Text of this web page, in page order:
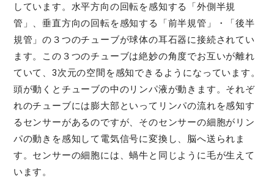
しています。水平方向の回転を感知する「外側半規
管」、垂直方向の回転を感知する「前半規管」・「後半
規管」の３つのチューブが球体の耳石器に接続されてい
ます。この３つのチューブは絶妙の角度でお互いが離れ
ていて、3次元の空間を感知できるようになっています。
頭が動くとチューブの中のリンパ液が動きます。それぞ
れのチューブには膨大部といってリンパの流れを感知す
るセンサーがあるのですが、そのセンサーの細胞がリン
パの動きを感知して電気信号に変換し、脳へ送られま
す。センサーの細胞には、蝸牛と同じように毛が生えて
います。